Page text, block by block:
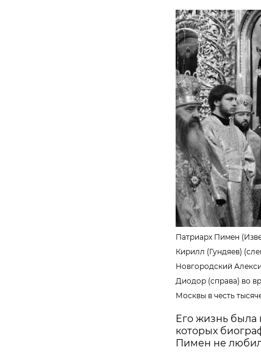
Патриарх Пимен
Кирилл (Гундяев)
Новгородский
Диодор (справа) во
Москвы в честь
Его жизнь была
которых
Пимен не